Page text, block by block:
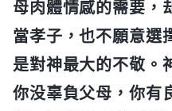
母肉體情感的需要，
當孝子，也不願意選
是對神最大的不敬。
你没辜負父母，你有